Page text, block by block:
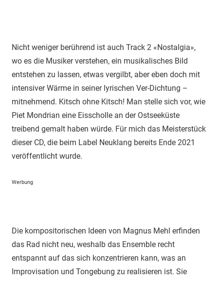
Nicht weniger berührend ist auch Track 2 «Nostalgia»,
wo es die Musiker verstehen, ein musikalisches Bild
entstehen zu lassen, etwas vergilbt, aber eben doch mit
intensiver Wärme in seiner lyrischen Ver-Dichtung –
mitnehmend. Kitsch ohne Kitsch! Man stelle sich vor, wie
Piet Mondrian eine Eisscholle an der Ostseeküste
treibend gemalt haben würde. Für mich das Meisterstück
dieser CD, die beim Label Neuklang bereits Ende 2021
veröffentlicht wurde.
Werbung
Die kompositorischen Ideen von Magnus Mehl erfinden
das Rad nicht neu, weshalb das Ensemble recht
entspannt auf das sich konzentrieren kann, was an
Improvisation und Tongebung zu realisieren ist. Sie